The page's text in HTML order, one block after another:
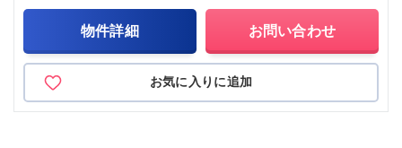
物件詳細 お問い合わせ
お気に入りに追加